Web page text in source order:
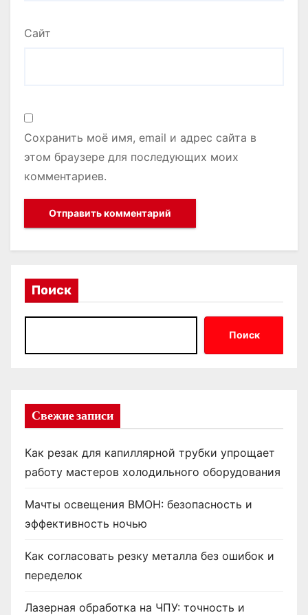
Сайт
Сохранить моё имя, email и адрес сайта в
этом браузере для последующих моих
комментариев.
Поиск
Поиск
Свежие записи
Как резак для капиллярной трубки упрощает
работу мастеров холодильного оборудования
Мачты освещения ВМОН: безопасность и
эффективность ночью
Как согласовать резку металла без ошибок и
переделок
Лазерная обработка на ЧПУ: точность и